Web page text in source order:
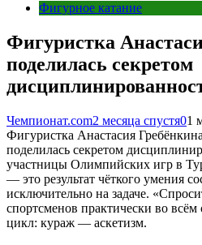
Фигурное катание
Фигуристка
поделилась секретом
Чемпионат.com2 месяца спустя01
Фигуристка Анастасия
поделилась секретом
участницы Олимпийских игр в
— это результат чёткого умения
исключительно на задаче.
спортсменов практически во
цикл: кураж — аскетизм.